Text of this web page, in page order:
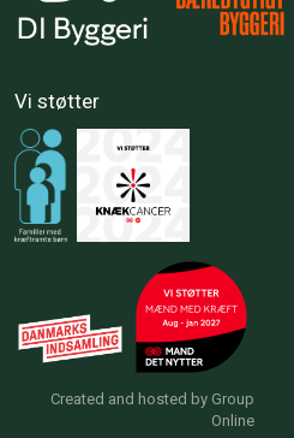
Vi støtter​
Created and hosted by Group
Online